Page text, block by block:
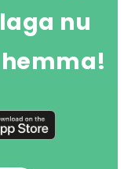
nu